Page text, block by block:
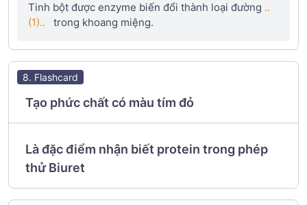
Tinh bột được enzyme biến đổi thành loại đường ..
(1)..
trong khoang miệng.
8. Flashcard
Tạo phức chất có màu tím đỏ
Là đặc điểm nhận biết protein trong phép
thử Biuret